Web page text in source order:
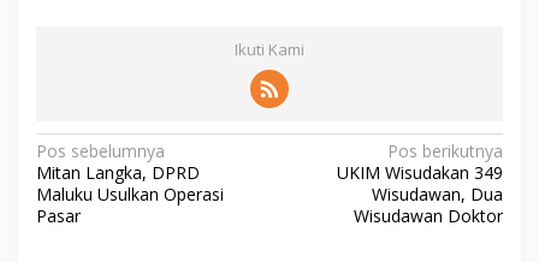
Ikuti Kami
N
a
v
Pos sebelumnya
Mitan Langka, DPRD
Maluku Usulkan Operasi
Pasar
Pos berikutnya
UKIM Wisudakan 349
Wisudawan, Dua
Wisudawan Doktor